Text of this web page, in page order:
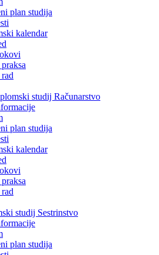
plan studija
kalendar
studij Računarstvo
plan studija
kalendar
studij Sestrinstvo
plan studija